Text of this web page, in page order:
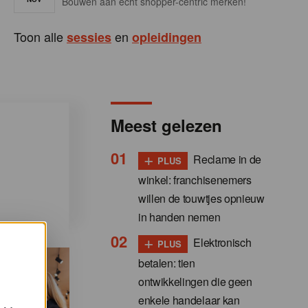
Toon allesessiesen opleidingen
Meest gelezen
+ PLUS
Reclame in de
winkel: franchisenemers
willen de touwtjes opnieuw
in handen nemen
+ PLUS
Elektronisch
betalen: tien
ontwikkelingen die geen
enkele handelaar kan